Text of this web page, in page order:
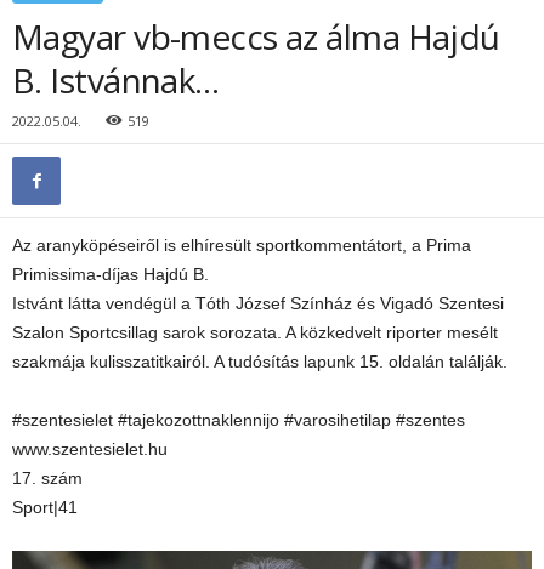
Magyar vb-meccs az álma Hajdú
B. Istvánnak…
2022.05.04. 519
Az aranyköpéseiről is elhíresült sportkommentátort, a Prima
Primissima-díjas Hajdú B.
Istvánt látta vendégül a Tóth József Színház és Vigadó Szentesi
Szalon Sportcsillag sarok sorozata. A közkedvelt riporter mesélt
szakmája kulisszatitkairól. A tudósítás lapunk 15. oldalán találják.
#szentesielet #tajekozottnaklennijo #varosihetilap #szentes
www.szentesielet.hu
17. szám
Sport|41